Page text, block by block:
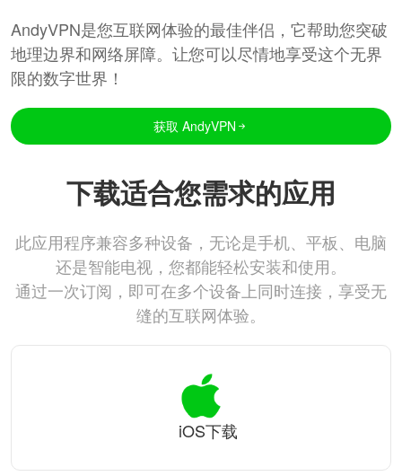
AndyVPN是您互联网体验的最佳伴侣，它帮助您突破
地理边界和网络屏障。让您可以尽情地享受这个无界
限的数字世界！
获取 AndyVPN
下载适合您需求的应用
此应用程序兼容多种设备，无论是手机、平板、电脑
还是智能电视，您都能轻松安装和使用。
通过一次订阅，即可在多个设备上同时连接，享受无
缝的互联网体验。
iOS下载